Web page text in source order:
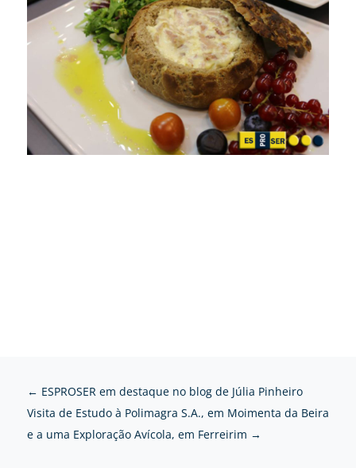
← ESPROSER em destaque no blog de Júlia Pinheiro
Visita de Estudo à Polimagra S.A., em Moimenta da Beira
e a uma Exploração Avícola, em Ferreirim →